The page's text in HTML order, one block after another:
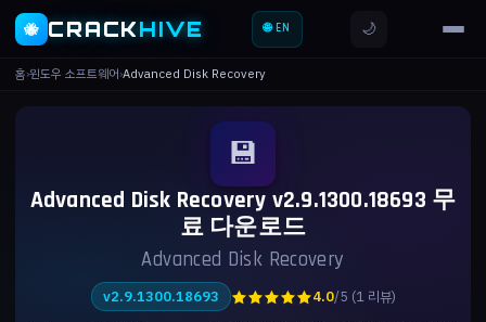
🐝 CRACKHIVE 🌐 EN 🌙
홈›윈도우 소프트웨어›Advanced Disk Recovery
💾
Advanced Disk Recovery v2.9.1300.18693 무
료 다운로드
Advanced Disk Recovery
v2.9.1300.18693 ★★★★★4.0/5 (1 리뷰)